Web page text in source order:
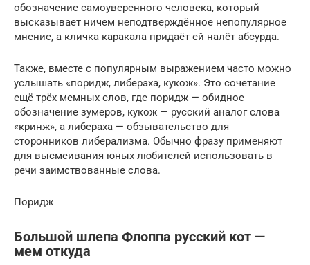
обозначение самоуверенного человека, который
высказывает ничем неподтверждённое непопулярное
мнение, а кличка каракала придаёт ей налёт абсурда.
Также, вместе с популярным выражением часто можно
услышать «поридж, либераха, кукож». Это сочетание
ещё трёх мемных слов, где поридж — обидное
обозначение зумеров, кукож — русский аналог слова
«кринж», а либераха — обзывательство для
сторонников либерализма. Обычно фразу применяют
для высмеивания юных любителей использовать в
речи заимствованные слова.
Поридж
Большой шлепа Флоппа русский кот —
мем откуда